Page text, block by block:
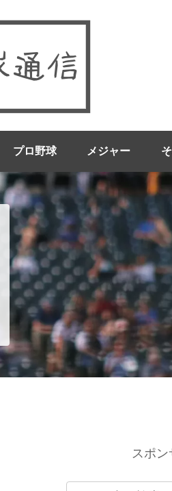
プロ野球 メジャー
スポン